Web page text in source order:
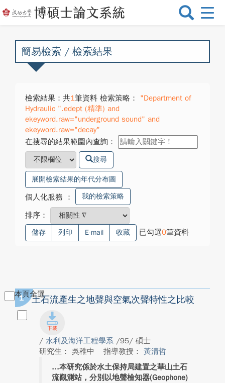
選
換
簡易檢索 / 檢索結果
檢索結果：共1筆資料 檢索策略：
"Department of
Hydraulic ".edept (精準) and
ekeyword.raw="underground sound" and
ekeyword.raw="decay"
在搜尋的結果範圍內查詢：
搜尋
展開檢索結果的年代分布圖
個人化服務 ： 我的檢索策略
排序：
儲存 列印 E-mail 收藏 已勾選0筆資料
本頁全選
1 土石流產生之地聲與空氣次聲特性之比較
/ 水利及海洋工程學系 /95/ 碩士
研究生： 吳稚中
指導教授： 黃清哲
本研究係於水土保持局建置之華山土石
流觀測站，分別以地聲檢知器(Geophone)